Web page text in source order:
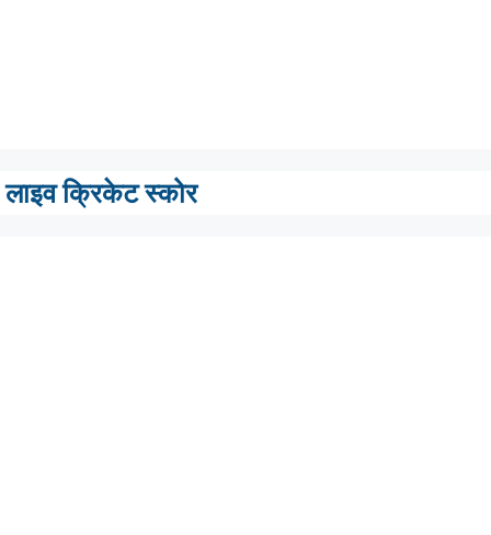
लाइव क्रिकेट स्कोर